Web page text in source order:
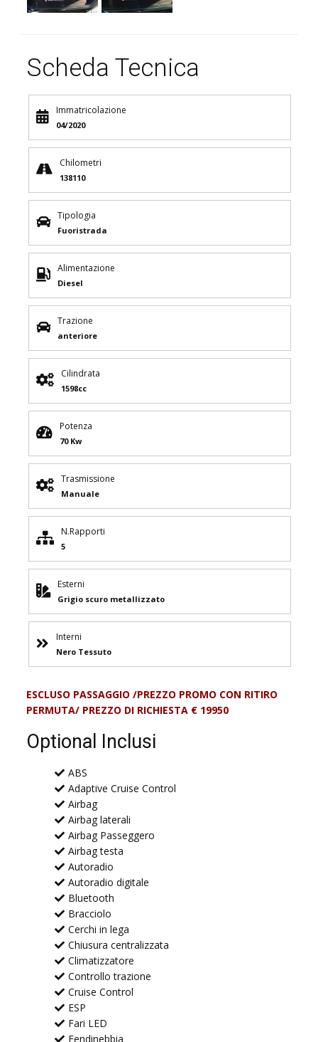
Scheda Tecnica
Immatricolazione
04/2020
Chilometri
138110
Tipologia
Fuoristrada
Alimentazione
Diesel
Trazione
anteriore
Cilindrata
1598cc
Potenza
70 Kw
Trasmissione
Manuale
N.Rapporti
5
Esterni
Grigio scuro metallizzato
Interni
Nero Tessuto
ESCLUSO PASSAGGIO /PREZZO PROMO CON RITIRO
PERMUTA/ PREZZO DI RICHIESTA € 19950
Optional Inclusi
ABS
Adaptive Cruise Control
Airbag
Airbag laterali
Airbag Passeggero
Airbag testa
Autoradio
Autoradio digitale
Bluetooth
Bracciolo
Cerchi in lega
Chiusura centralizzata
Climatizzatore
Controllo trazione
Cruise Control
ESP
Fari LED
Fendinebbia